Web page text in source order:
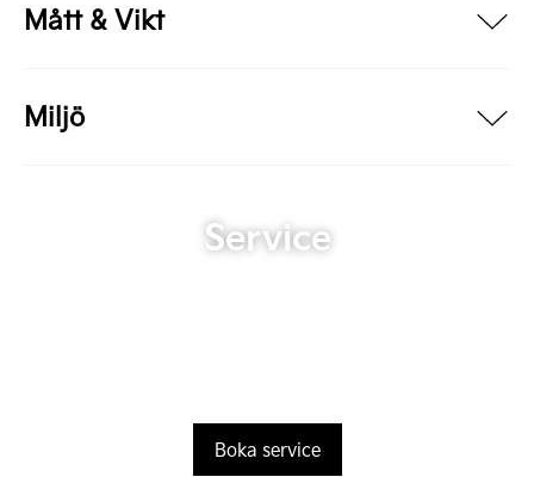
Mått & Vikt
Miljö
Service
Boka service